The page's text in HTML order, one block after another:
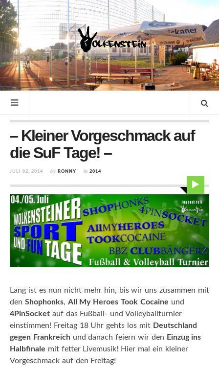
– Kleiner Vorgeschmack auf
die SuF Tage! –
JULI 02, 2014 by RONNY in 2014
Lang ist es nun nicht mehr hin, bis wir uns zusammen mit
den Shophonks, All My Heroes Took Cocaine und
4PinSocket auf das Fußball- und Volleyballturnier
einstimmen! Freitag 18 Uhr gehts los mit Deutschland
gegen Frankreichund danach feiern wir den Einzug ins
Halbfinale mit fetter Livemusik! Hier mal ein kleiner
Vorgeschmack auf den Freitag!